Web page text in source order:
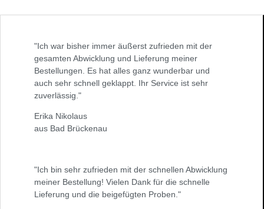
"Ich war bisher immer äußerst zufrieden mit der
gesamten Abwicklung und Lieferung meiner
Bestellungen. Es hat alles ganz wunderbar und
auch sehr schnell geklappt. Ihr Service ist sehr
zuverlässig."
Erika Nikolaus
aus Bad Brückenau
"Ich bin sehr zufrieden mit der schnellen Abwicklung
meiner Bestellung! Vielen Dank für die schnelle
Lieferung und die beigefügten Proben."